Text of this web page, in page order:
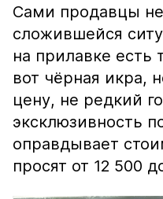
Сами продавцы
сложившейся
на прилавке есть
вот чёрная икра,
цену, не редкий
эксклюзивность
оправдывает
просят от 12 500